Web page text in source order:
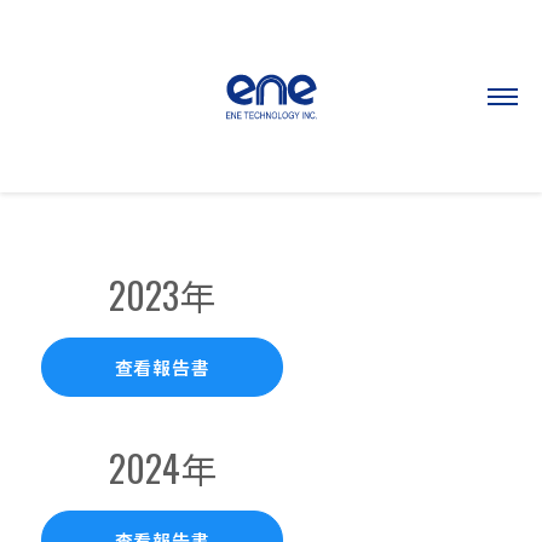
歷年永續報告書
2023年
查看報告書
2024年